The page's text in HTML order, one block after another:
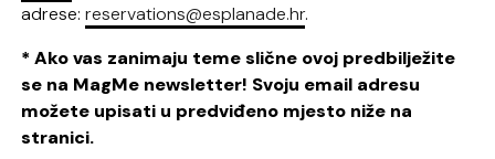
adrese:reservations@esplanade.hr.
* Ako vas zanimaju teme slične ovoj predbilježite
se na MagMe newsletter! Svoju email adresu
možete upisati u predviđeno mjesto niže na
stranici.